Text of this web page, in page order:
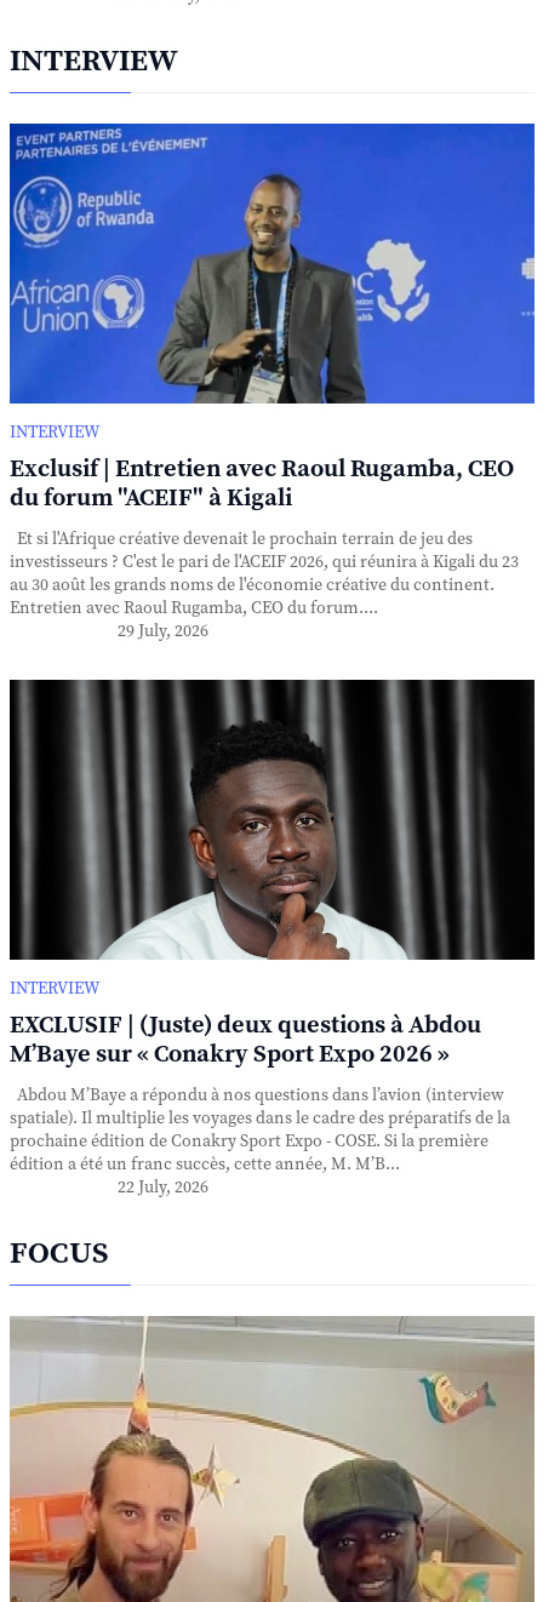
INTERVIEW
INTERVIEW
Exclusif | Entretien avec Raoul Rugamba, CEO
du forum "ACEIF" à Kigali
Et si l'Afrique créative devenait le prochain terrain de jeu des
investisseurs ? C'est le pari de l'ACEIF 2026, qui réunira à Kigali du 23
au 30 août les grands noms de l'économie créative du continent.
Entretien avec Raoul Rugamba, CEO du forum....
29 July, 2026
INTERVIEW
EXCLUSIF | (Juste) deux questions à Abdou
M’Baye sur « Conakry Sport Expo 2026 »
Abdou M’Baye a répondu à nos questions dans l’avion (interview
spatiale). Il multiplie les voyages dans le cadre des préparatifs de la
prochaine édition de Conakry Sport Expo - COSE. Si la première
édition a été un franc succès, cette année, M. M’B...
22 July, 2026
FOCUS